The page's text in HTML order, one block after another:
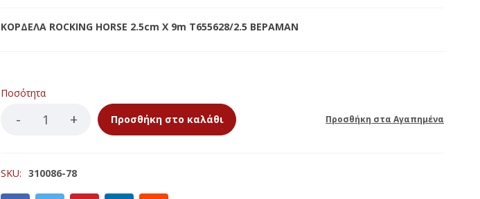
LED ΚΟΡΜΟΙ
ΕΚΚΛΗΣΙΑΣΤΙΚΑ
ΚΟΡΔΕΛΑ ROCKING HORSE 2.5cm X 9m Τ655628/2.5 ΒΕΡΑΜΑΝ
Ποσότητα
Προσθήκη στο καλάθι
SKU: 310086-78